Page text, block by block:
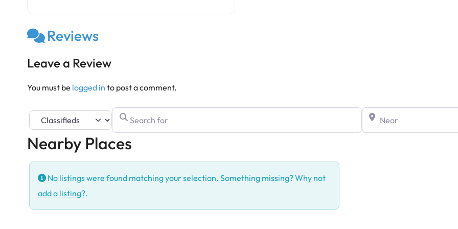
Reviews
Leave a Review
You must be logged in to post a comment.
Select search type Search for Near
Nearby Places
No listings were found matching your selection. Something missing? Why not
add a listing?.